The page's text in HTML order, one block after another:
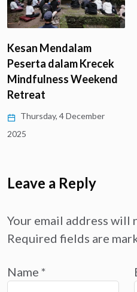
Kesan Mendalam
Peserta dalam Krecek
Mindfulness Weekend
Retreat
Thursday, 4 December
2025
Leave a Reply
Your email address will
Required fields are
Name *